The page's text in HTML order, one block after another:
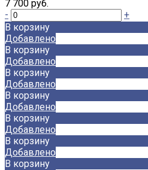
7 700 руб.
-
+
В корзину
Добавлено
В корзину
Добавлено
В корзину
Добавлено
В корзину
Добавлено
В корзину
Добавлено
В корзину
Добавлено
В корзину